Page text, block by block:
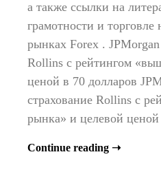
а также ссылки на
грамотности и
рынках Forex . JPMorgan
Rollins с рейтингом
ценой в 70 долларов
страхование Rollins с
рынка» и целевой
Continue reading ➝